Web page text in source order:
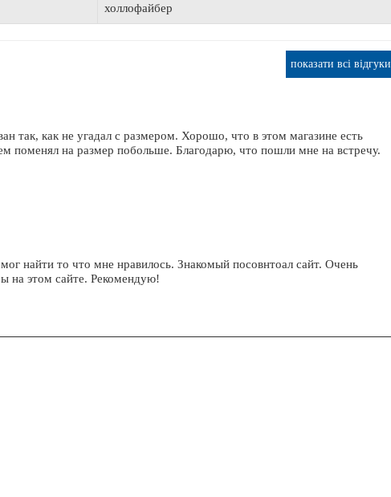
холлофайбер
показати всі відгуки
так, как не угадал с размером. Хорошо, что в этом магазине есть
поменял на размер побольше. Благодарю, что пошли мне на встречу.
найти то что мне нравилось. Знакомый посовнтоал сайт. Очень
на этом сайте. Рекомендую!